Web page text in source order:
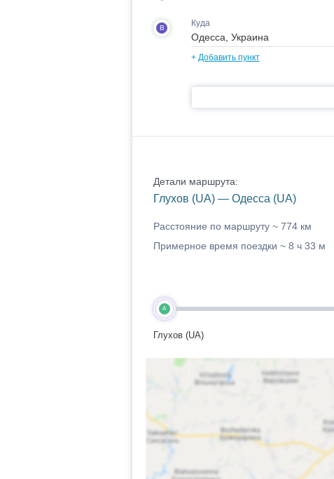
B Куда
+ Добавить пункт
Детали маршрута:
Глухов (UA) — Одесса (UA)
Расстояние по маршруту ~ 774 км
Примерное время поездки ~ 8 ч 33 м
A
Глухов (UA)